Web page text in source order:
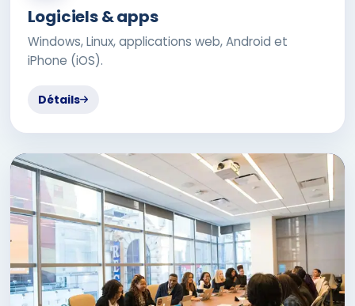
Logiciels & apps
Windows, Linux, applications web, Android et
iPhone (iOS).
Détails